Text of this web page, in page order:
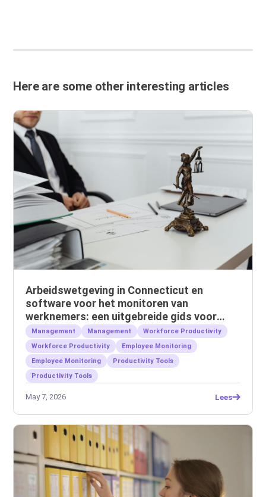
Here are some other interesting articles
Arbeidswetgeving in Connecticut en
software voor het monitoren van
werknemers: een uitgebreide gids voor
werkgevers
Management Management
Workforce Productivity
Workforce Productivity
Employee Monitoring
Employee Monitoring
Productivity Tools
Productivity Tools
May 7, 2026 Lees